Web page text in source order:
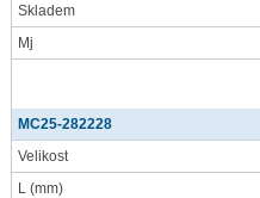
Skladem
Mj
MC25-282228
Velikost
L (mm)